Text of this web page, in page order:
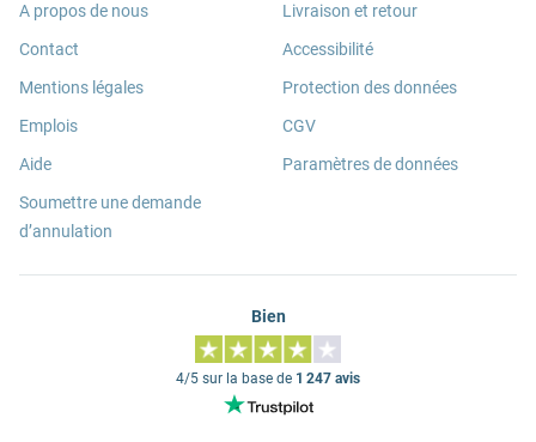
A propos de nous
Contact
Mentions légales
Emplois
Aide
Soumettre une demande
d’annulation
Livraison et retour
Accessibilité
Protection des données
CGV
Paramètres de données
Bien
4/5 sur la base de 1 247 avis